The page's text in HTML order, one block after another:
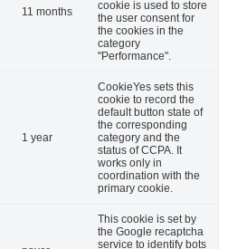
11 months
cookie is used to store
the user consent for
the cookies in the
category
"Performance".
1 year
CookieYes sets this
cookie to record the
default button state of
the corresponding
category and the
status of CCPA. It
works only in
coordination with the
primary cookie.
This cookie is set by
the Google recaptcha
service to identify bots